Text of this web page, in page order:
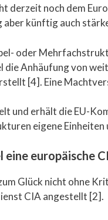
derzeit noch dem
künftig auch
oder
die Anhäufung von
[4]. Eine
und erhält die EU-
eigene Einheiten
europäische
Glück nicht ohne
CIA angestellt [2].